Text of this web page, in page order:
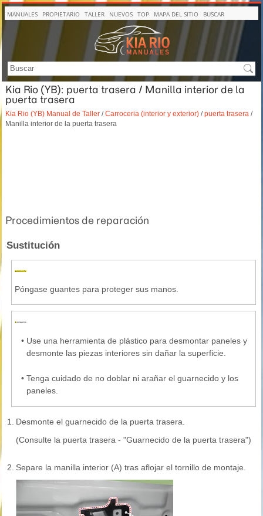
MANUALES PROPIETARIO TALLER NUEVOS TOP MAPA DEL SITIO BUSCAR
Kia Rio (YB): puerta trasera / Manilla interior de la
puerta trasera
Kia Rio (YB) Manual de Taller /Carroceria (interior y exterior) /puerta trasera /
Manilla interior de la puerta trasera
Procedimientos de reparación
Sustitución
Póngase guantes para proteger sus manos.
• Use una herramienta de plástico para desmontar paneles y
desmonte las piezas interiores sin dañar la superficie.
• Tenga cuidado de no doblar ni arañar el guarnecido y los
paneles.
1.
Desmonte el guarnecido de la puerta trasera.
(Consulte la puerta trasera - "Guarnecido de la puerta trasera")
2. Separe la manilla interior (A) tras aflojar el tornillo de montaje.